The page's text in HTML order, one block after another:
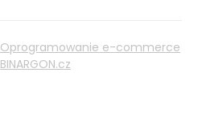
Oprogramowanie e-commerce
BINARGON.cz